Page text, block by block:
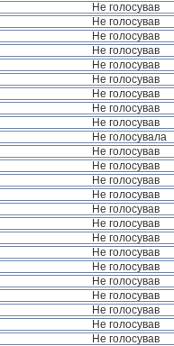
Не голосував
Не голосував
Не голосував
Не голосував
Не голосував
Не голосував
Не голосував
Не голосував
Не голосував
Не голосувала
Не голосував
Не голосував
Не голосував
Не голосував
Не голосував
Не голосував
Не голосував
Не голосував
Не голосував
Не голосував
Не голосував
Не голосував
Не голосував
Не голосував